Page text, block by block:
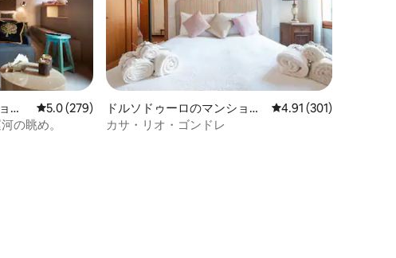
レビュー279件、5つ星中5.0つ星の平均評価
5.0 (279)
の眺め。
ドルソドゥーロのマンショ
ン・アパート
レビュー301件、5つ
4.91 (301)
カサ・リオ・ゴンドレ